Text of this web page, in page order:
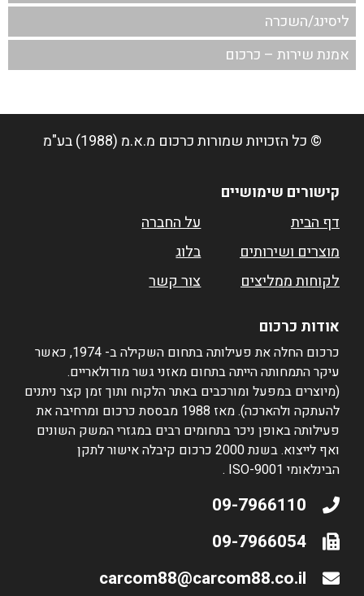
ליסינג/השכרה
אמנת שירות – כרכום
© כל הזכויות שמורותכרכום מ.א.מ (1988) בע"מ
קישורים שימושיים
דף הבית
על החברה
מוצרים ושירותים
בלוג
לקוחות ממליצים
צור קשר
אודות כרכום
כרכום החלה את פעילותה בתחום השקילה ב- 1974, כאשר
עיקר התמחותה הייתה בתחום מאזני גשר מודולאריים.
(מיוצרים במפעל ומורכבים באתר הלקוח ותוך זמן קצר ניתנים
להעתקה ולהארכה). מאז 1988 מבססת כרכום ומרחיבה את
פעילותה באופן ניכר בתחומים רבים במגזרי המשק השונים
ואף לייצוא. בשנת 2000 כרכום קיבלה אישור לתקן
הבינלאומי ISO-9001 .
09-7966110
09-7966054
carcom88@carcom88.co.il